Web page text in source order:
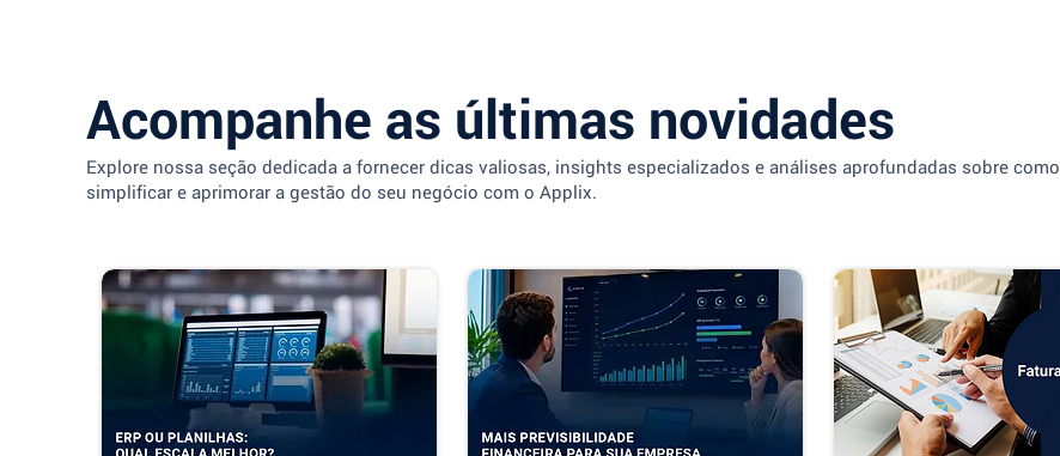
Acompanhe as últimas novidades
Explore nossa seção dedicada a fornecer dicas valiosas, insights especializados e análises aprofundadas sobre como
simplificar e aprimorar a gestão do seu negócio com o Applix.